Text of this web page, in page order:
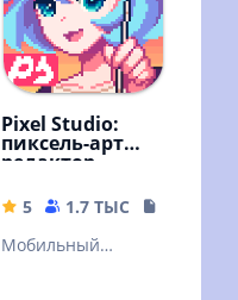
Pixel Studio:
пиксель-арт
редактор
5 1.7 ТЫС
Мобильный